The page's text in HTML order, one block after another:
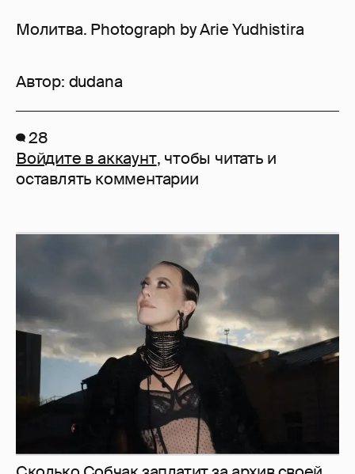
Молитва. Photograph by Arie Yudhistira
Автор: dudana
28
Войдите в аккаунт, чтобы читать и
оставлять комментарии